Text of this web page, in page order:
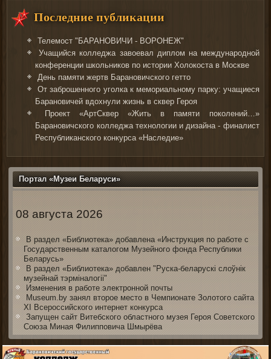
Последние публикации
Телемост "БАРАНОВИЧИ - ВОРОНЕЖ"
Учащийся колледжа завоевал диплом на международной
конференции школьников по истории Холокоста в Москве
День памяти жертв Барановичского гетто
От заброшенного уголка к мемориальному парку: учащиеся
Барановичей вдохнули жизнь в сквер Героя
Проект «АртСквер «Жить в памяти поколений…»
Барановичского колледжа технологии и дизайна - финалист
Республиканского конкурса «Наследие»
Портал «Музеи Беларуси»
08 августа 2026
В раздел «Библиотека» добавлена «Инструкция по работе с
Государственным каталогом Музейного фонда Республики
Беларусь»
В раздел «Библиотека» добавлен "Руска-беларускі слоўнік
музейнай тэрміналогіі"
Изменения в работе электронной почты
Museum.by занял второе место в Чемпионате Золотого сайта
XI Всероссийского интернет конкурса
Запущен сайт Витебского областного музея Героя Советского
Союза Миная Филипповича Шмырёва